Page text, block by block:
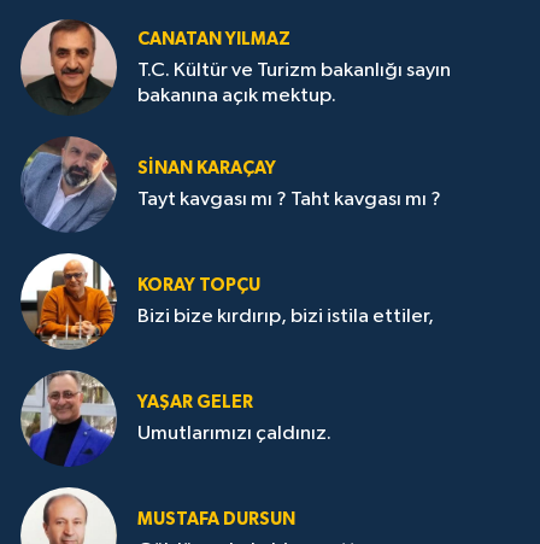
CANATAN YILMAZ
T.C. Kültür ve Turizm bakanlığı sayın
bakanına açık mektup.
SİNAN KARAÇAY
Tayt kavgası mı ? Taht kavgası mı ?
KORAY TOPÇU
Bizi bize kırdırıp, bizi istila ettiler,
YAŞAR GELER
Umutlarımızı çaldınız.
MUSTAFA DURSUN